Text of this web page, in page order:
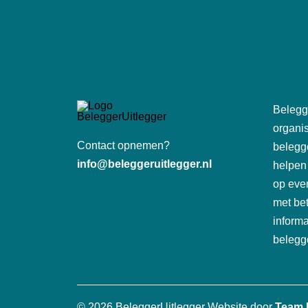
Contact opnemen?
info@beleggeruitlegger.nl
op
met